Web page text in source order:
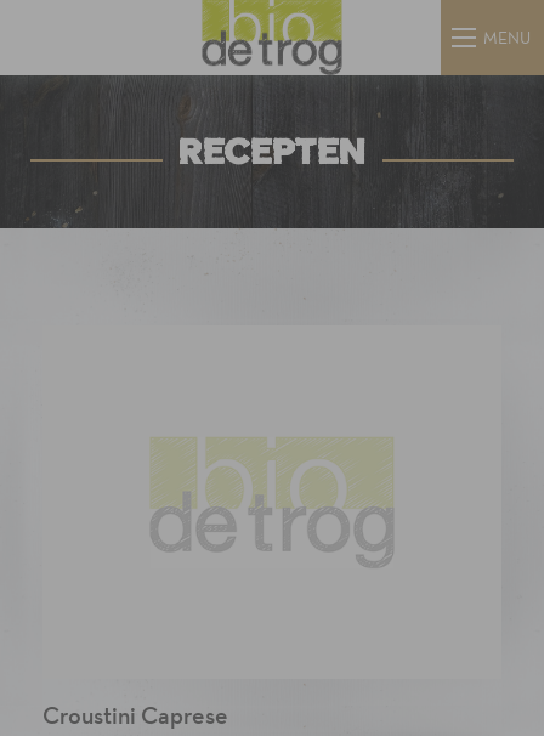
MENU
RECEPTEN
Croustini Caprese